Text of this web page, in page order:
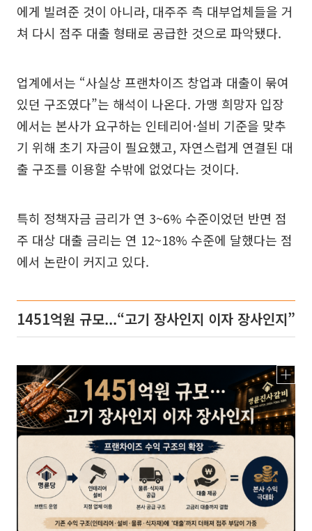
에게 빌려준 것이 아니라, 대주주 측 대부업체들을 거
쳐 다시 점주 대출 형태로 공급한 것으로 파악됐다.
업계에서는 “사실상 프랜차이즈 창업과 대출이 묶여
있던 구조였다”는 해석이 나온다. 가맹 희망자 입장
에서는 본사가 요구하는 인테리어·설비 기준을 맞추
기 위해 초기 자금이 필요했고, 자연스럽게 연결된 대
출 구조를 이용할 수밖에 없었다는 것이다.
특히 정책자금 금리가 연 3~6% 수준이었던 반면 점
주 대상 대출 금리는 연 12~18% 수준에 달했다는 점
에서 논란이 커지고 있다.
1451억원 규모...“고기 장사인지 이자 장사인지”